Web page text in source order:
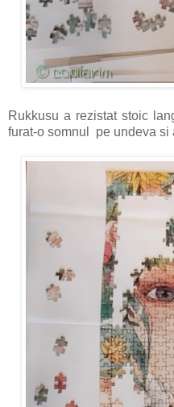
Rukkusu a rezistat stoic
furat-o somnul pe undeva si